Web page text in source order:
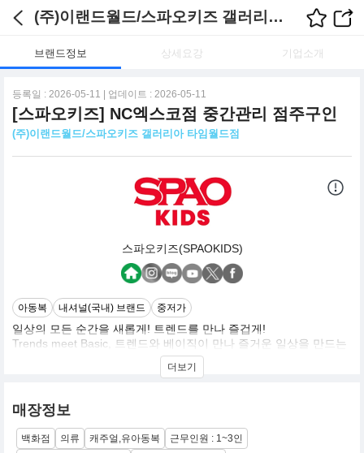
(주)이랜드월드/스파오키즈 갤러리아 타임월드점 채용정보
브랜드정보 상세요강 기업소개
등록일 : 2026-05-11 | 업데이트 : 2026-05-11
[스파오키즈] NC엑스코점 중간관리 점주구인
(주)이랜드월드/스파오키즈 갤러리아 타임월드점
스파오키즈(SPAOKIDS)
아동복 내셔널(국내) 브랜드 중저가
일상의 모든 순간을 새롭게! 트렌드를 만나 즐겁게!
Trends meet Basic, 트렌드와 베이직이 만나 즐거운 일상을 만드는
트렌직(Trensic)한 키즈 라이프 스타일을 선보입니다.
안심하고 입힐수 있는 안전한 소재와 편의기능으로 베이직을 채웠
습니다.
더 즐겁고 건강한 키즈라이프 스타일 Trends meet Kids, 스파오 키
즈가 만들어 갑니다.
더보기
매장정보
백화점 의류 캐주얼,유아동복
근무인원 : 1~3인